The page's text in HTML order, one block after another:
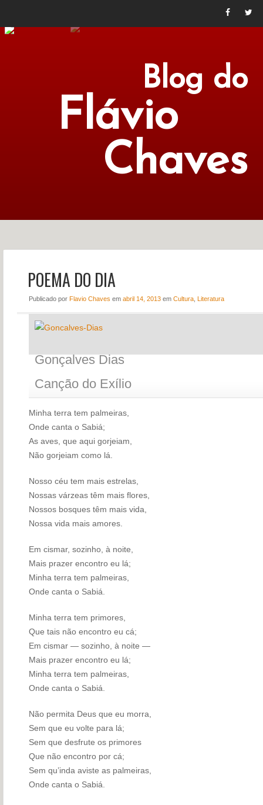
Blog do
Flávio
Chaves
CONTATO
POEMA DO DIA
Publicado por Flavio Chaves em abril 14, 2013em Cultura, Literatura
Gonçalves Dias
Canção do Exílio
Minha terra tem palmeiras,
Onde canta o Sabiá;
As aves, que aqui gorjeiam,
Não gorjeiam como lá.
Nosso céu tem mais estrelas,
Nossas várzeas têm mais flores,
Nossos bosques têm mais vida,
Nossa vida mais amores.
Em cismar, sozinho, à noite,
Mais prazer encontro eu lá;
Minha terra tem palmeiras,
Onde canta o Sabiá.
Minha terra tem primores,
Que tais não encontro eu cá;
Em cismar — sozinho, à noite —
Mais prazer encontro eu lá;
Minha terra tem palmeiras,
Onde canta o Sabiá.
Não permita Deus que eu morra,
Sem que eu volte para lá;
Sem que desfrute os primores
Que não encontro por cá;
Sem qu’inda aviste as palmeiras,
Onde canta o Sabiá.